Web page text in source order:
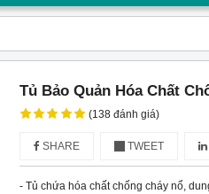
Tủ Bảo Quản Hóa Chất
(138 đánh giá)
SHARE TWEET
- Tủ chứa hóa chất chống cháy nổ,